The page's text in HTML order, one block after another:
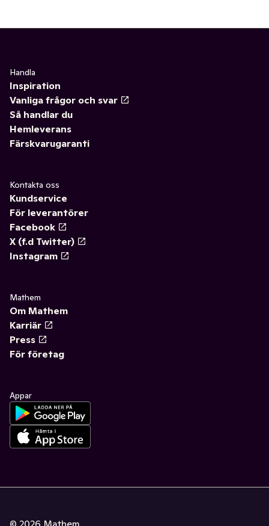
Handla
Inspiration
Vanliga frågor och svar
Så handlar du
Hemleverans
Färskvarugaranti
Kontakta oss
Kundservice
För leverantörer
Facebook
X (f.d Twitter)
Instagram
Mathem
Om Mathem
Karriär
Press
För företag
Appar